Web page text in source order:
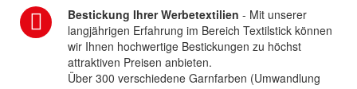
Bestickung Ihrer Werbetextilien - Mit unserer
langjährigen Erfahrung im Bereich Textilstick können
wir Ihnen hochwertige Bestickungen zu höchst
attraktiven Preisen anbieten.
Über 300 verschiedene Garnfarben (Umwandlung